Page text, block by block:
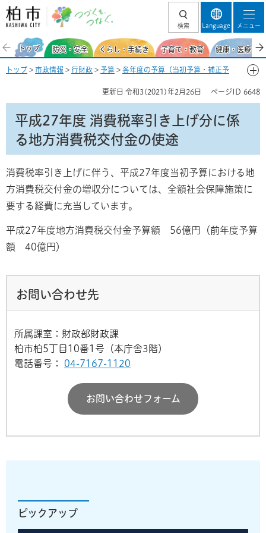
柏市 つづくを、
検索 Language メニュー
トップ 防災・安全 くらし・手続き 子育て・教育 健康・医療・
トップ > 市政情報 > 行財政 > 予算 > 各年度の予算（当初予算・補正予
き上げ分に係る地方消費税交付金の使途
更新日 令和3(2021)年2月26日 ページID 6648
平成27年度 消費税率引き上げ分に係
る地方消費税交付金の使途
消費税率引き上げに伴う、平成27年度当初予算における地
方消費税交付金の増収分については、全額社会保障施策に
要する経費に充当しています。
平成27年度地方消費税交付金予算額 56億円（前年度予算
額 40億円）
お問い合わせ先
所属課室：財政部財政課
柏市柏5丁目10番1号（本庁舎3階）
電話番号：
04-7167-1120
お問い合わせフォーム
ピックアップ